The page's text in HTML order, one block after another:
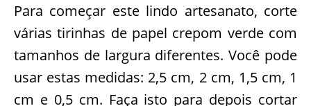
Para começar este lindo artesanato, corte
várias tirinhas de papel crepom verde com
tamanhos de largura diferentes. Você pode
usar estas medidas: 2,5 cm, 2 cm, 1,5 cm, 1
cm e 0,5 cm. Faça isto para depois cortar